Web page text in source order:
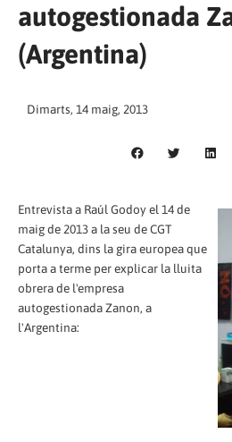
autogestionada
(Argentina)
Dimarts, 14 maig, 2013
Entrevista a Raúl Godoy el 14 de
maig de 2013 a la seu de CGT
Catalunya, dins la gira europea que
porta a terme per explicar la lluita
obrera de l'empresa
autogestionada Zanon, a
l'Argentina: